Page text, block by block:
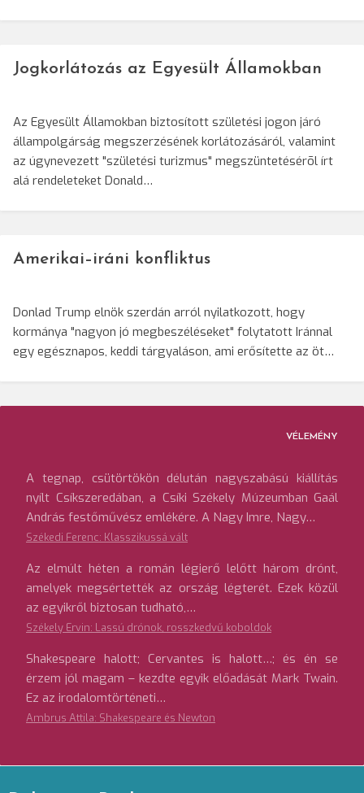
Jogkorlátozás az Egyesült Államokban
Az Egyesült Államokban biztosított születési jogon járó
állampolgárság megszerzésének korlátozásáról, valamint
az úgynevezett "születési turizmus" megszüntetésérõl írt
alá rendeleteket Donald…
Amerikai–iráni konfliktus
Donlad Trump elnök szerdán arról nyilatkozott, hogy
kormánya "nagyon jó megbeszéléseket" folytatott Iránnal
egy egésznapos, keddi tárgyaláson, ami erősítette az öt…
VÉLEMÉNY
A tegnap, csütörtökön délután nagyszabású kiállítás
nyílt Csíkszeredában, a Csíki Székely Múzeumban Gaál
András festőművész emlékére. A Nagy Imre, Nagy…
Székedi Ferenc: Klasszikussá vált
Az elmúlt héten a román légierő lelőtt három drónt,
amelyek megsértették az ország légterét. Ezek közül
az egyikről biztosan tudható,…
Székely Ervin: Lassú drónok, rosszkedvű koboldok
Shakespeare halott; Cervantes is halott…; és én se
érzem jól magam – kezdte egyik előadását Mark Twain.
Ez az irodalomtörténeti…
Ambrus Attila: Shakespeare és Newton